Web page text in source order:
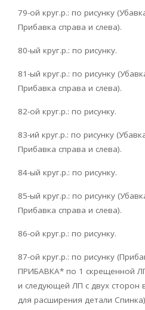
79-ой круг.р.: по рисунку
Прибавка справа и слева).
80-ый круг.р.: по рисунку.
81-ый круг.р.: по рисунку
Прибавка справа и слева).
82-ой круг.р.: по рисунку.
83-ий круг.р.: по рисунку
Прибавка справа и слева).
84-ый круг.р.: по рисунку.
85-ый круг.р.: по рисунку
Прибавка справа и слева).
86-ой круг.р.: по рисунку.
87-ой круг.р.: по рисунку
ПРИБАВКА* по 1 скрещенной
и следующей ЛП с двух сторон
для расширения детали